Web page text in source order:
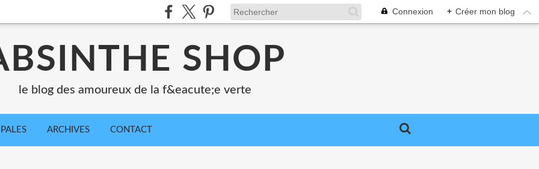
Connexion + Créer mon blog
SHOP
le blog des amoureux de la f&eacute;e verte
ARCHIVES CONTACT